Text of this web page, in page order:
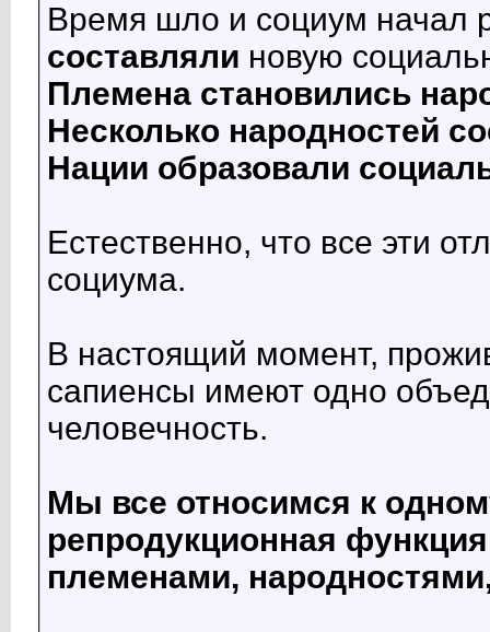
Время шло и социум начал
составляли новую
Племена становились
Несколько народностей
Нации образовали
Естественно, что все эти
социума.
В настоящий момент,
сапиенсы имеют одно
человечность.
Мы все относимся к
репродукционная
племенами,